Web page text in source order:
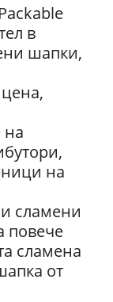
в
шапки,
на
на
сламени
повече
сламена
от